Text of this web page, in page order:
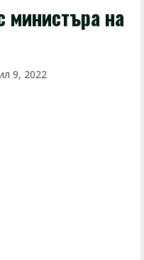
министъра на
9, 2022